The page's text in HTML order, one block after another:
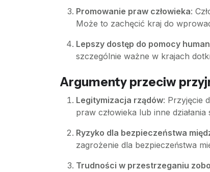
Promowanie praw człowieka:
Może to zachęcić kraj do
Lepszy dostęp do pomocy
szczególnie ważne w krajach
Argumenty przeciw
Legitymizacja rządów: Przyjęcie
praw człowieka lub inne
Ryzyko dla bezpieczeństwa
zagrożenie dla bezpieczeństwa
Trudności w przestrzeganiu